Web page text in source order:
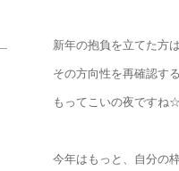
新年の抱負を立てた方
その方向性を再確認す
もってこいの夜ですね☆
今年はもっと、自分の